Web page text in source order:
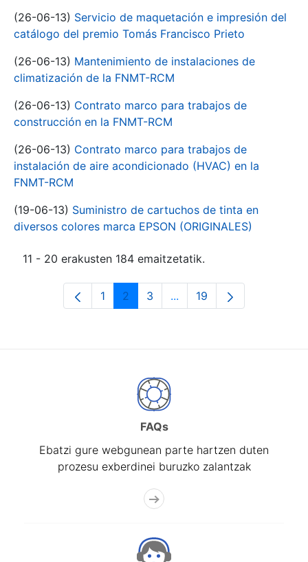
(26-06-13) Servicio de maquetación e impresión del
catálogo del premio Tomás Francisco Prieto
(26-06-13) Mantenimiento de instalaciones de
climatización de la FNMT-RCM
(26-06-13) Contrato marco para trabajos de
construcción en la FNMT-RCM
(26-06-13) Contrato marco para trabajos de
instalación de aire acondicionado (HVAC) en la
FNMT-RCM
(19-06-13) Suministro de cartuchos de tinta en
diversos colores marca EPSON (ORIGINALES)
11 - 20 erakusten 184 emaitzetatik.
Orrialdea
1 Orrialdea
2 Orrialdea
3 ...Intermediate Pages Use
Orrialdea
19
FAQs
Ebatzi gure webgunean parte hartzen duten
prozesu exberdinei buruzko zalantzak